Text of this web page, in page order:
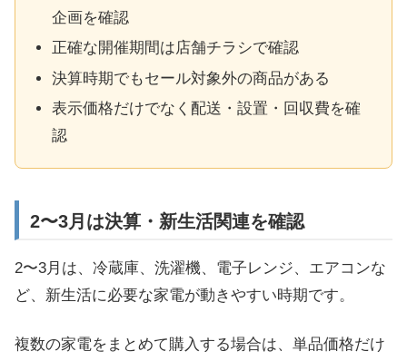
企画を確認
正確な開催期間は店舗チラシで確認
決算時期でもセール対象外の商品がある
表示価格だけでなく配送・設置・回収費を確
認
2〜3月は決算・新生活関連を確認
2〜3月は、冷蔵庫、洗濯機、電子レンジ、エアコンな
ど、新生活に必要な家電が動きやすい時期です。
複数の家電をまとめて購入する場合は、単品価格だけ